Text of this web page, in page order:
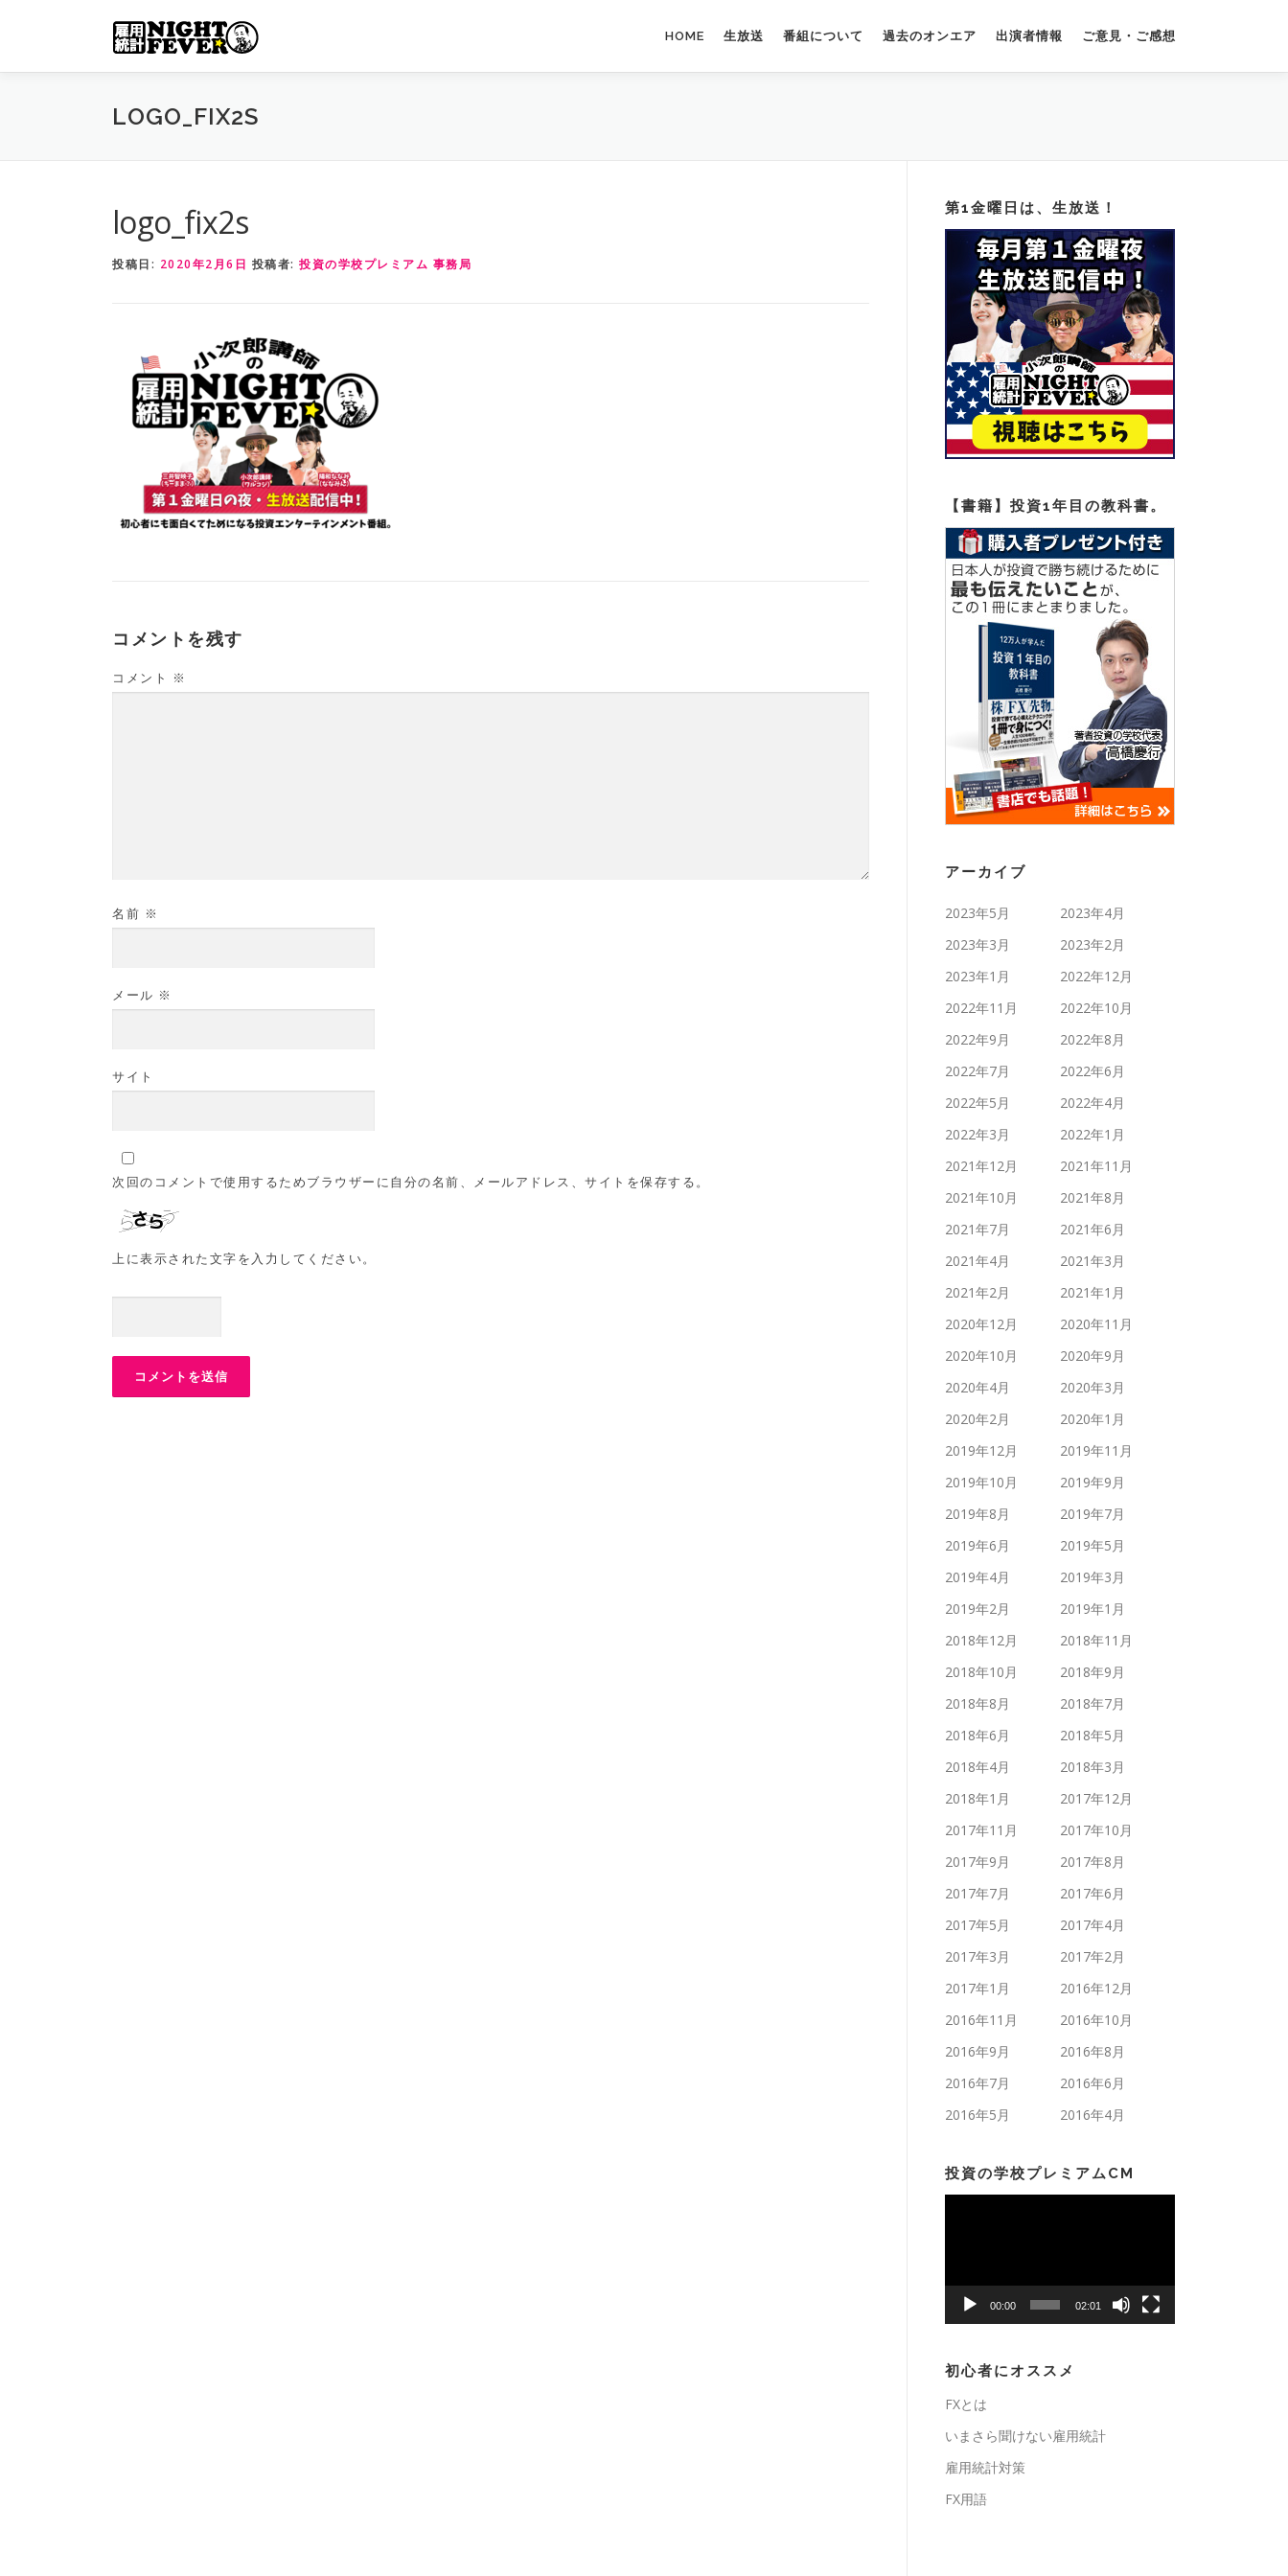
HOME 生放送 番組について 過去のオンエア 出演者情報 ご意見・ご感想
LOGO_FIX2S
logo_fix2s
投稿日: 2020年2月6日 投稿者: 投資の学校プレミアム 事務局
コメントを残す
コメント ※
名前 ※
メール ※
サイト
次回のコメントで使用するためブラウザーに自分の名前、メールアドレス、サイトを保存する。
上に表示された文字を入力してください。
第1金曜日は、生放送！
【書籍】投資1年目の教科書。
アーカイブ
2023年5月
2023年4月
2023年3月
2023年2月
2023年1月
2022年12月
2022年11月
2022年10月
2022年9月
2022年8月
2022年7月
2022年6月
2022年5月
2022年4月
2022年3月
2022年1月
2021年12月
2021年11月
2021年10月
2021年8月
2021年7月
2021年6月
2021年4月
2021年3月
2021年2月
2021年1月
2020年12月
2020年11月
2020年10月
2020年9月
2020年4月
2020年3月
2020年2月
2020年1月
2019年12月
2019年11月
2019年10月
2019年9月
2019年8月
2019年7月
2019年6月
2019年5月
2019年4月
2019年3月
2019年2月
2019年1月
2018年12月
2018年11月
2018年10月
2018年9月
2018年8月
2018年7月
2018年6月
2018年5月
2018年4月
2018年3月
2018年1月
2017年12月
2017年11月
2017年10月
2017年9月
2017年8月
2017年7月
2017年6月
2017年5月
2017年4月
2017年3月
2017年2月
2017年1月
2016年12月
2016年11月
2016年10月
2016年9月
2016年8月
2016年7月
2016年6月
2016年5月
2016年4月
投資の学校プレミアムCM
ヤ
00:00 02:01
初心者にオススメ
FXとは
いまさら聞けない雇用統計
雇用統計対策
FX用語